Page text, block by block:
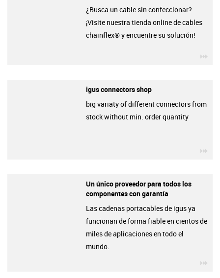
¿Busca un cable sin confeccionar?
¡Visite nuestra tienda online de cables
chainflex® y encuentre su solución!
igus connectors shop
big variaty of different connectors from
stock without min. order quantity
Un único proveedor para todos los
componentes con garantía
Las cadenas portacables de igus ya
funcionan de forma fiable en cientos de
miles de aplicaciones en todo el
mundo.